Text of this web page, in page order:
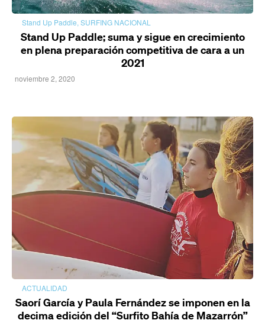
Stand Up Paddle, SURFING NACIONAL
Stand Up Paddle; suma y sigue en crecimiento
en plena preparación competitiva de cara a un
2021
noviembre 2, 2020
ACTUALIDAD
Saorí García y Paula Fernández se imponen en la
decima edición del “Surfito Bahía de Mazarrón”